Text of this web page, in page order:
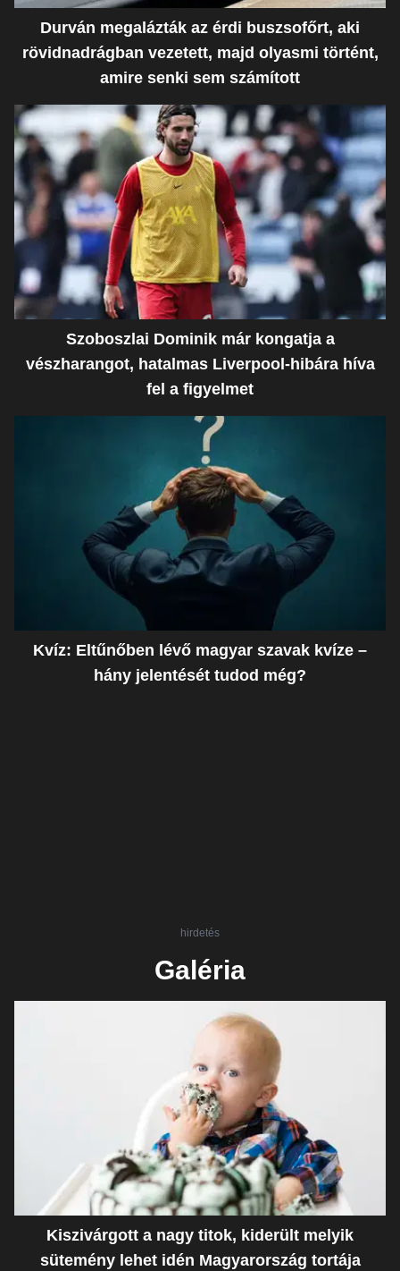
Durván megalázták az érdi buszsofőrt, aki
rövidnadrágban vezetett, majd olyasmi történt,
amire senki sem számított
Szoboszlai Dominik már kongatja a
vészharangot, hatalmas Liverpool-hibára híva
fel a figyelmet
Kvíz: Eltűnőben lévő magyar szavak kvíze –
hány jelentését tudod még?
hirdetés
Galéria
Kiszivárgott a nagy titok, kiderült melyik
sütemény lehet idén Magyarország tortája